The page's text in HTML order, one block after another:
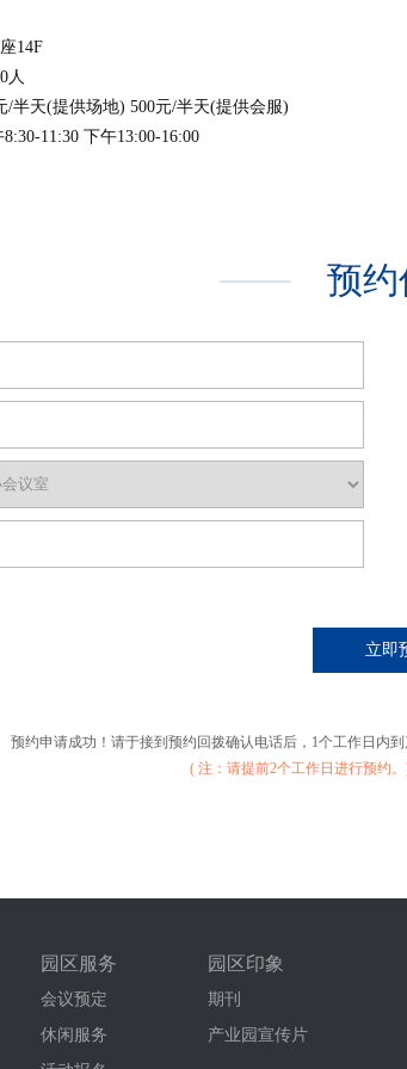
14F
人
/半天(提供场地) 500元/半天(提供会服)
11:30 下午13:00-16:00
预约
预约申请成功！请于接到预约回拨确认电话后，1个工作日内
( 注：请提前2个工作日进行预约
园区服务
会议预定
休闲服务
园区印象
期刊
产业园宣传片